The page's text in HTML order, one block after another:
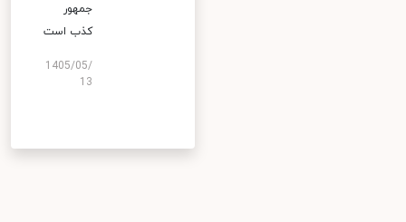
جمهور
کذب است
1405/05/
13